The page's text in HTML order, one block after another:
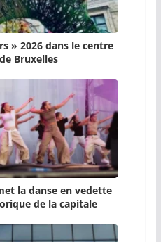
» 2026 dans le centre
Bruxelles
la danse en vedette
de la capitale